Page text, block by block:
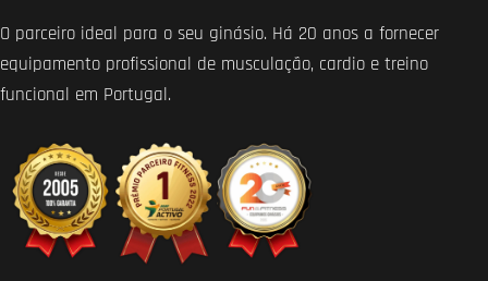
O parceiro ideal para o seu ginásio. Há 20 anos a fornecer
equipamento profissional de musculação, cardio e treino
funcional em Portugal.